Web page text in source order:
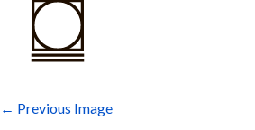
← Previous Image